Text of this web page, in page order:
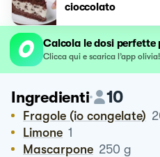
cioccolato
Calcola le dosi perfette
Clicca qui e scarica l’app olivia!
Ingredienti 10
Fragole (io congelate)
Limone 1
Mascarpone 250 g